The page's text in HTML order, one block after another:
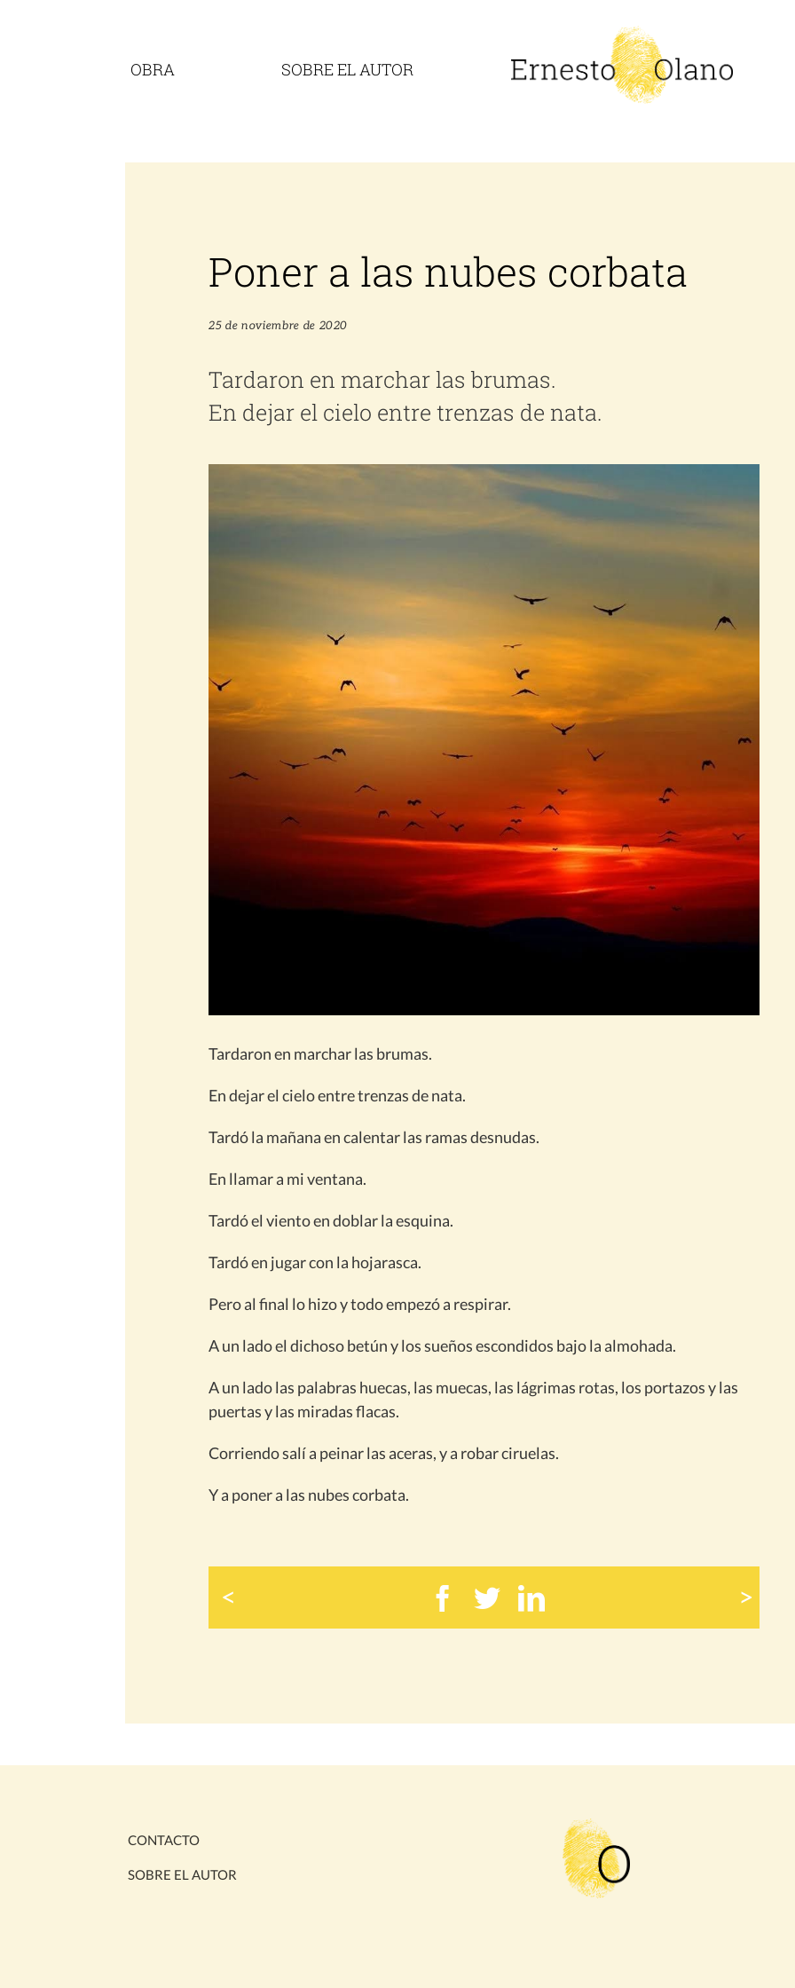
OBRA SOBRE EL AUTOR
Poner a las nubes corbata
25 de noviembre de 2020
Tardaron en marchar las brumas.
En dejar el cielo entre trenzas de nata.
más
Tardaron en marchar las brumas.
En dejar el cielo entre trenzas de nata.
Tardó la mañana en calentar las ramas desnudas.
En llamar a mi ventana.
Tardó el viento en doblar la esquina.
Tardó en jugar con la hojarasca.
Pero al final lo hizo y todo empezó a respirar.
A un lado el dichoso betún y los sueños escondidos bajo la almohada.
A un lado las palabras huecas, las muecas, las lágrimas rotas, los portazos y las
puertas y las miradas flacas.
Corriendo salí a peinar las aceras, y a robar ciruelas.
Y a poner a las nubes corbata.
< Facebook
TwitterLinkedIn >
CONTACTO
SOBRE EL AUTOR